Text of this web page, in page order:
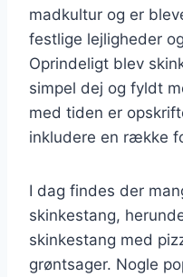
madkultur og er
festlige lejligheder
Oprindeligt blev
simpel dej og fyldt
med tiden er
inkludere en række
I dag findes der
skinkestang,
skinkestang med
grøntsager. Nogle